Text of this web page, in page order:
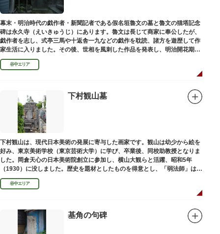
幕末・明治時代の戯作者・新聞記者である假名垣魯文の墓と魯文の猫塔記念
碑は永久寺（えいきゅうじ）にあります。魯文は長じて商家に奉公したが、
戯作者を志し、式亭三馬や十返舎一九などの戯作を耽読、諸方を遊歴して作
家生活に入りました。その後、世相を風刺した作品を発表し、明治開花期の
花形作家となりました。墓石には、聖観音を線刻した板碑がはめ込まれてい
ます。谷中エリア
下村観山墓
下村観山は、現代日本美術の発展に寄与した画家です。観山は幼少から絵を
好み、東京美術学校（東京芸術大学）に学び、卒業後、同校助教授となりま
した。岡倉天心の日本美術院創立に参加し、横山大観らと活躍、昭和5年
（1930）に没しました。歴史を題材としたものを得意とし、「弱法師」は代
表作です。お墓は安立寺（あんりゅうじ）にあります。
谷中エリア
基角の句碑